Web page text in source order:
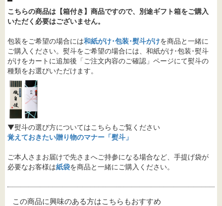
こちらの商品は【箱付き】商品ですので、別途ギフト箱をご購入
いただく必要はございません。
包装をご希望の場合には和紙がけ･包装･熨斗がけを商品と一緒に
ご購入ください。熨斗をご希望の場合には、和紙がけ･包装･熨斗
がけをカートに追加後「ご注文内容のご確認」ページにて熨斗の
種類をお選びいただけます。
▼熨斗の選び方についてはこちらもご覧ください
覚えておきたい贈り物のマナー「熨斗」
ご本人さまお届けで先さまへご持参になる場合など、手提げ袋が
必要なお客様は紙袋を商品と一緒にご購入ください。
この商品に興味のある方はこちらもおすすめ